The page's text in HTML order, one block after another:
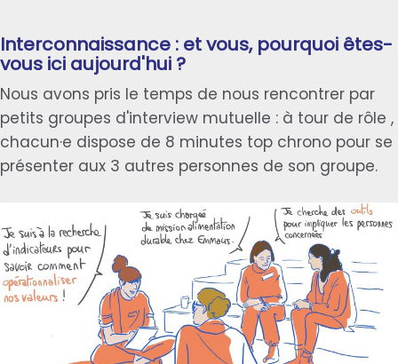
Interconnaissance : et vous, pourquoi êtes-
vous ici aujourd'hui ?
Nous avons pris le temps de nous rencontrer par
petits groupes d'interview mutuelle : à tour de rôle ,
chacun·e dispose de 8 minutes top chrono pour se
présenter aux 3 autres personnes de son groupe.